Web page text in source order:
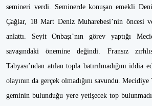
semineri verdi. Seminerde konuşan emekli
Çağlar, 18 Mart Deniz Muharebesi’nin öncesi ve
anlattı. Seyit Onbaşı’nın görev yaptığı
savaşındaki önemine değindi. Fransız
Tabyası’ndan atılan topla batırılmadığını iddia
olayının da gerçek olmadığını savundu. Mecidiye
geminin bulunduğu yere yetişecek top